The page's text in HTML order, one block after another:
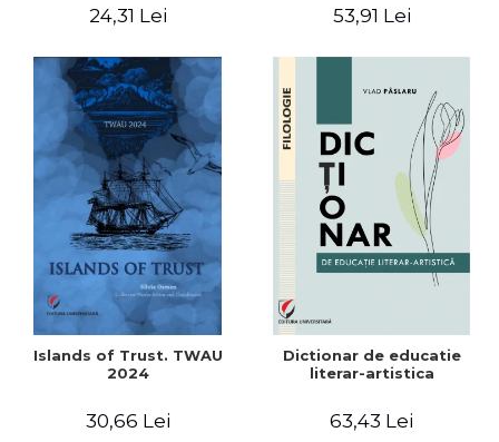
24,31 Lei 53,91 Lei
Islands of Trust. TWAU
2024
30,66 Lei
Dictionar de educatie
literar-artistica
63,43 Lei